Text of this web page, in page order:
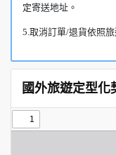
定寄送地址。
5.取消訂單/退貨依照
國外旅遊定型化